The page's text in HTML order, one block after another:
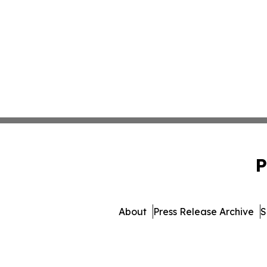
About Press Release Archive